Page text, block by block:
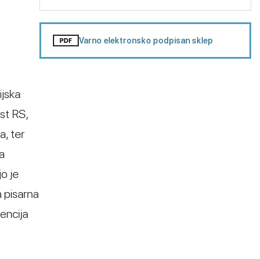
RS,
ter
je
pisarna
Varno elektronsko podpisan sklep